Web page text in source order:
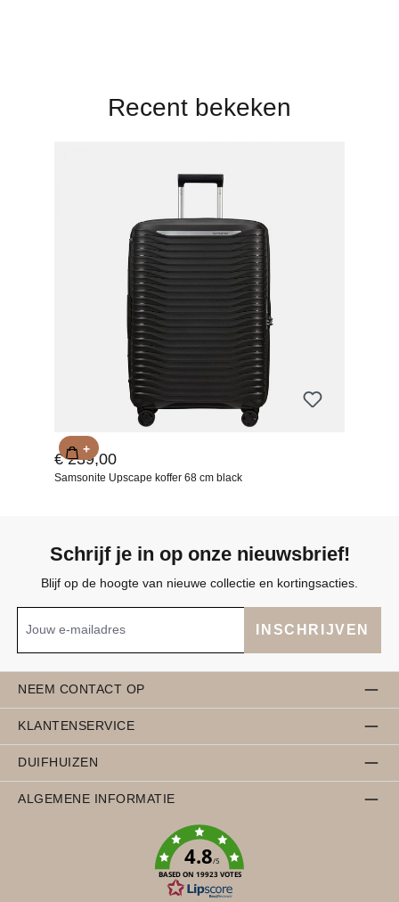
Recent bekeken
€ 239,00
Samsonite Upscape koffer 68 cm black
+
Schrijf je in op onze nieuwsbrief!
Blijf op de hoogte van nieuwe collectie en kortingsacties.
INSCHRIJVEN
NEEM CONTACT OP
KLANTENSERVICE
DUIFHUIZEN
ALGEMENE INFORMATIE
4.8/5
BASED ON 19923 VOTES